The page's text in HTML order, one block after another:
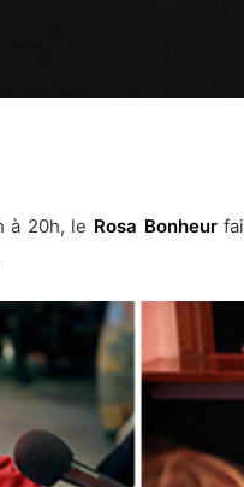
à 20h, le Rosa Bonheur